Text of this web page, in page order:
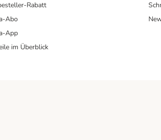
Rabatt
Abo
App
im Überblick